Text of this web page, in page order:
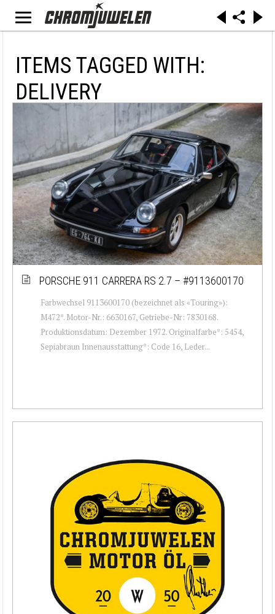
ITEMS TAGGED WITH:
DELIVERY
PORSCHE 911 CARRERA RS 2.7 – #9113600170
Farbwechsel 9113600170 (bezeichnet als «Touring»):
M472*. Motor-Nr.: 6630167, Getriebe-Nr: 7830168.
Produktionsdatum: Dezember 1972. Originalfarbe*: 5454,
Sepiabraun Innenausstattung*: Code 16, Leder...